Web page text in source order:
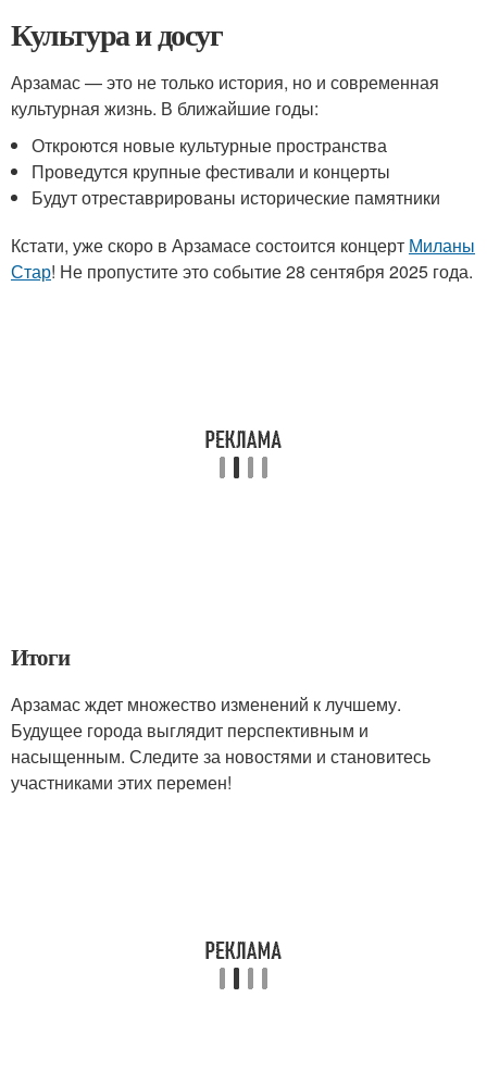
Культура и досуг
Арзамас — это не только история, но и современная
культурная жизнь. В ближайшие годы:
Откроются новые культурные пространства
Проведутся крупные фестивали и концерты
Будут отреставрированы исторические памятники
Кстати, уже скоро в Арзамасе состоится концерт Миланы
Стар! Не пропустите это событие 28 сентября 2025 года.
Итоги
Арзамас ждет множество изменений к лучшему.
Будущее города выглядит перспективным и
насыщенным. Следите за новостями и становитесь
участниками этих перемен!